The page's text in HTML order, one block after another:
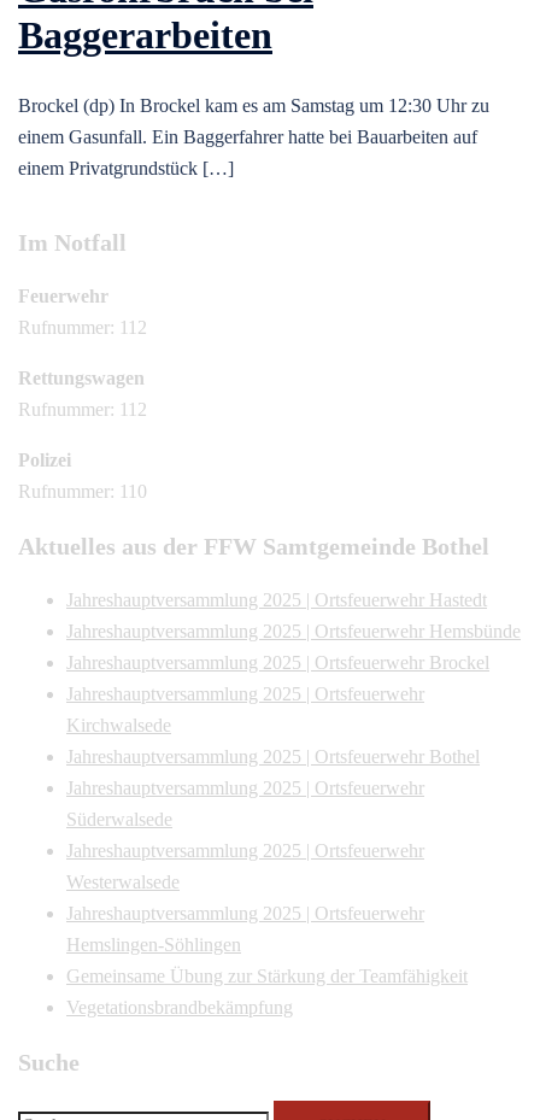
Baggerarbeiten
Brockel (dp) In Brockel kam es am Samstag um 12:30 Uhr zu
einem Gasunfall. Ein Baggerfahrer hatte bei Bauarbeiten auf
einem Privatgrundstück […]
Im Notfall
Feuerwehr
Rufnummer: 112
Rettungswagen
Rufnummer: 112
Polizei
Rufnummer: 110
Aktuelles aus der FFW Samtgemeinde Bothel
Jahreshauptversammlung 2025 | Ortsfeuerwehr Hastedt
Jahreshauptversammlung 2025 | Ortsfeuerwehr Hemsbünde
Jahreshauptversammlung 2025 | Ortsfeuerwehr Brockel
Jahreshauptversammlung 2025 | Ortsfeuerwehr
Kirchwalsede
Jahreshauptversammlung 2025 | Ortsfeuerwehr Bothel
Jahreshauptversammlung 2025 | Ortsfeuerwehr
Süderwalsede
Jahreshauptversammlung 2025 | Ortsfeuerwehr
Westerwalsede
Jahreshauptversammlung 2025 | Ortsfeuerwehr
Hemslingen-Söhlingen
Gemeinsame Übung zur Stärkung der Teamfähigkeit
Vegetationsbrandbekämpfung
Suche